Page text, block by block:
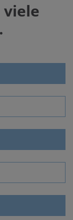
viele